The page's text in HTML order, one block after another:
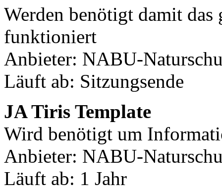
Werden benötigt damit
funktioniert
Anbieter: NABU-
Läuft ab: Sitzungsende
JA Tiris Template
Wird benötigt um
Anbieter: NABU-
Läuft ab: 1 Jahr